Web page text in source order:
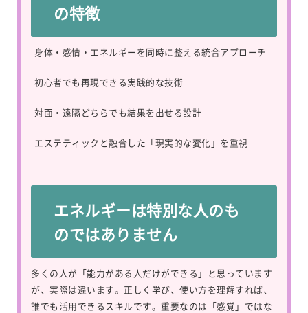
の特徴
身体・感情・エネルギーを同時に整える統合アプローチ
初心者でも再現できる実践的な技術
対面・遠隔どちらでも結果を出せる設計
エステティックと融合した「現実的な変化」を重視
エネルギーは特別な人のも
のではありません
多くの人が「能力がある人だけができる」と思っています
が、実際は違います。正しく学び、使い方を理解すれば、
誰でも活用できるスキルです。重要なのは「感覚」ではな